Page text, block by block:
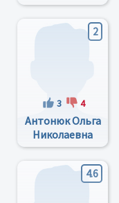
2
3 4
Антонюк Ольга
Николаевна
4.6